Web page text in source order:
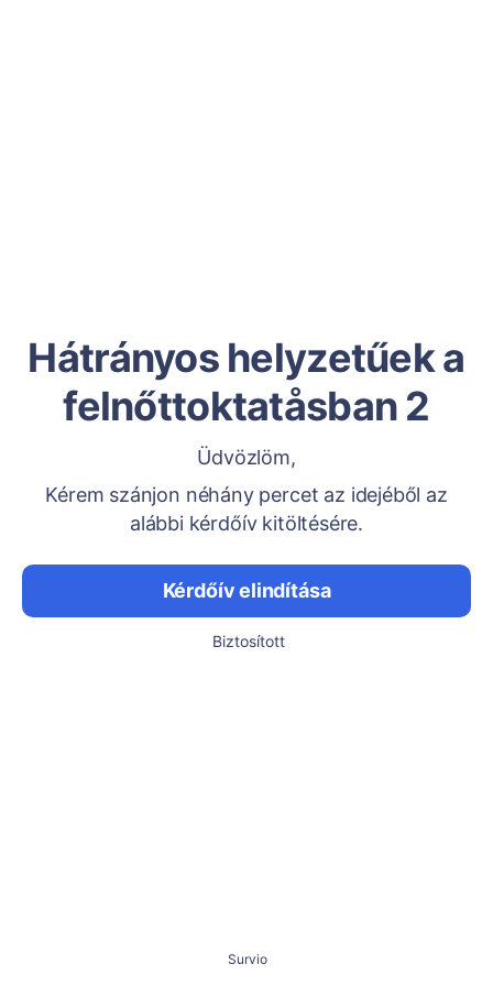
Hátrányos helyzetűek a
felnőttoktatåsban 2
Üdvözlöm,
Kérem szánjon néhány percet az idejéből az
alábbi kérdőív kitöltésére.
Kérdőív elindítása
Biztosított
Survio